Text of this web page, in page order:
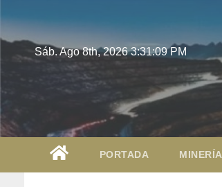
Sáb. Ago 8th, 20263:31:10 PM
PORTADA MINERÍA